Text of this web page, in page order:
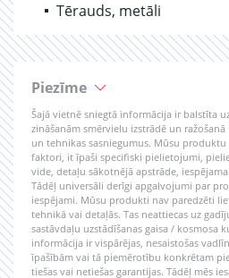
Tērauds, metāli
Piezīme
Šajā vietnē sniegtā informācija ir balstīta
zināšanām smērvielu izstrādē un
un tehnikas sasniegumus. Mūsu
faktori, it īpaši specifiski pielietojumi,
vide, detaļu sākotnējā apstrāde,
Tādēļ universāli derīgi apgalvojumi par
iespējami. Mūsu produkti nav paredzēti
tehnikā vai detaļās. Tas neattiecas uz
sastāvdaļu uzstādīšanas gaisa / kosmosa
informācija ir vispārējas, nesaistošas
īpašībām vai tā piemērotību konkrētam
tiešas vai netiešas garantijas. Tādēļ mēs